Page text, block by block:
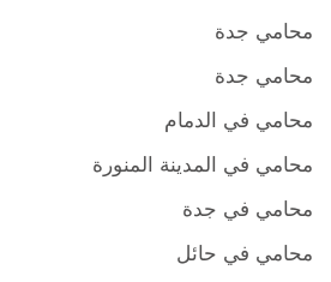
محامي جدة
محامي جدة
محامي في الدمام
محامي في المدينة المنورة
محامي في جدة
محامي في حائل